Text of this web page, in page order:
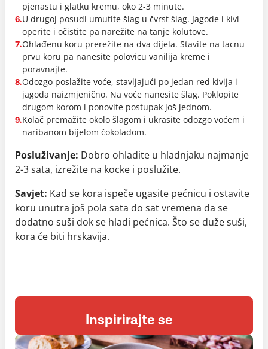
pjenastu i glatku kremu, oko 2-3 minute.
6.U drugoj posudi umutite šlag u čvrst šlag. Jagode i kivi
operite i očistite pa narežite na tanje kolutove.
7.Ohlađenu koru prerežite na dva dijela. Stavite na tacnu
prvu koru pa nanesite polovicu vanilija kreme i
poravnajte.
8.Odozgo poslažite voće, stavljajući po jedan red kivija i
jagoda naizmjenično. Na voće nanesite šlag. Poklopite
drugom korom i ponovite postupak još jednom.
9.Kolač premažite okolo šlagom i ukrasite odozgo voćem i
naribanom bijelom čokoladom.
Posluživanje: Dobro ohladite u hladnjaku najmanje
2-3 sata, izrežite na kocke i poslužite.
Savjet: Kad se kora ispeče ugasite pećnicu i ostavite
koru unutra još pola sata do sat vremena da se
dodatno suši dok se hladi pećnica. Što se duže suši,
kora će biti hrskavija.
Inspirirajte se